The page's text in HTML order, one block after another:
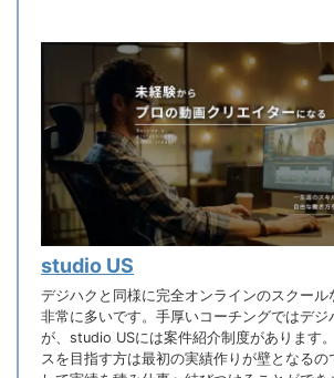
studio US
デジハクと同様に完全オンラインのスクール
非常に多いです。手厚いコーチングではデジ
が、studio USには案件紹介制度があります
スを目指す方は最初の実績作りが壁となるの